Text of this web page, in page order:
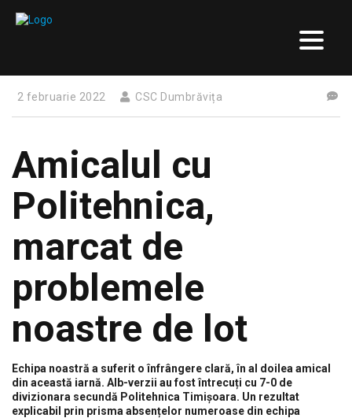
2 februarie 2022 CSC Dumbrăvița
Amicalul cu
Politehnica,
marcat de
problemele
noastre de lot
Echipa noastră a suferit o înfrângere clară, în al doilea amical
din această iarnă. Alb-verzii au fost întrecuți cu 7-0 de
divizionara secundă Politehnica Timișoara. Un rezultat
explicabil prin prisma absențelor numeroase din echipa